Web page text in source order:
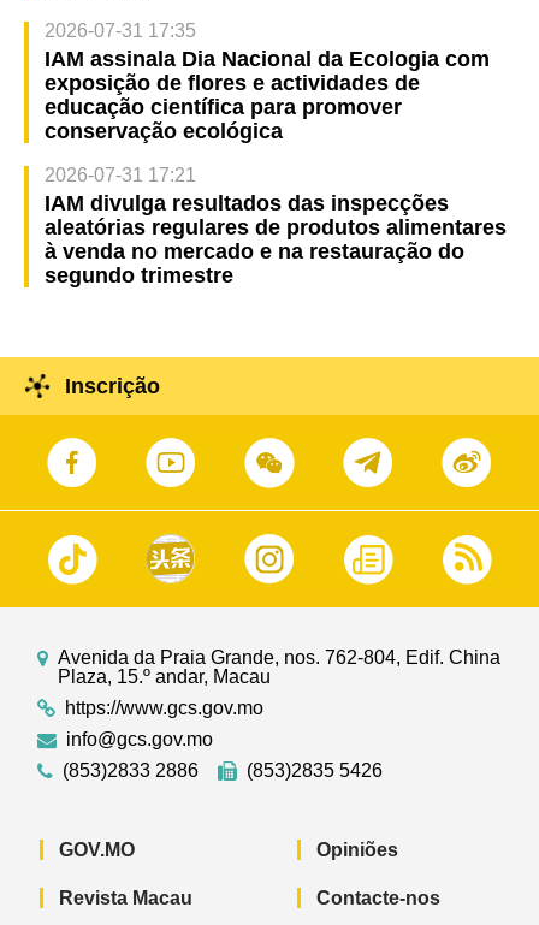
2026-07-31 17:35
IAM assinala Dia Nacional da Ecologia com
exposição de flores e actividades de
educação científica para promover
conservação ecológica
2026-07-31 17:21
IAM divulga resultados das inspecções
aleatórias regulares de produtos alimentares
à venda no mercado e na restauração do
segundo trimestre
Inscrição
Avenida da Praia Grande, nos. 762-804, Edif. China
Plaza, 15.º andar, Macau
https://www.gcs.gov.mo
info@gcs.gov.mo
(853)2833 2886
(853)2835 5426
GOV.MO
Revista Macau
Opiniões
Contacte-nos